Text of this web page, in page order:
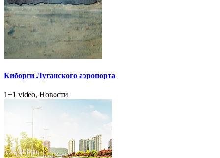
Киборги Луганского аэропорта
1+1 video, Новости